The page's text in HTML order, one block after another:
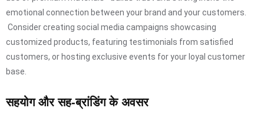
emotional connection between your brand and your customers.
Consider creating social media campaigns showcasing
customized products, featuring testimonials from satisfied
customers, or hosting exclusive events for your loyal customer
base.
सहयोग और सह-ब्रांडिंग के अवसर